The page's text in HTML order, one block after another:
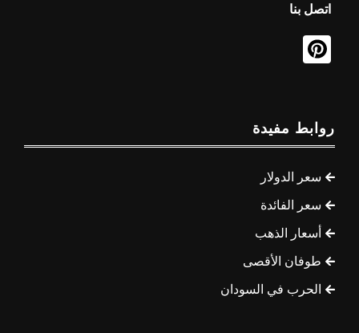
اتصل بنا
روابط مفيدة
سعر الدولار
سعر الفائدة
أسعار الذهب
طوفان الأقصى
الحرب في السودان